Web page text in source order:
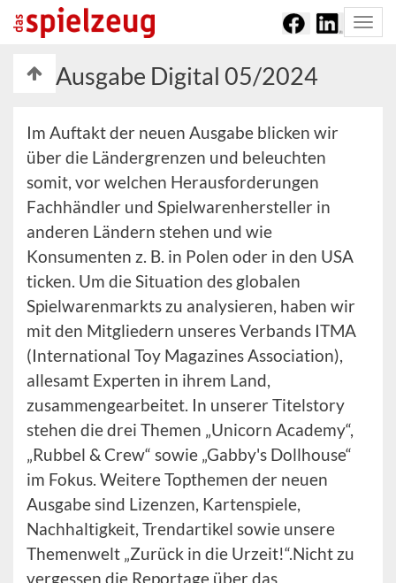
Ausgabe Digital 05/2024
Im Auftakt der neuen Ausgabe blicken wir
über die Ländergrenzen und beleuchten
somit, vor welchen Herausforderungen
Fachhändler und Spielwarenhersteller in
anderen Ländern stehen und wie
Konsumenten z. B. in Polen oder in den USA
ticken. Um die Situation des globalen
Spielwarenmarkts zu analysieren, haben wir
mit den Mitgliedern unseres Verbands ITMA
(International Toy Magazines Association),
allesamt Experten in ihrem Land,
zusammengearbeitet. In unserer Titelstory
stehen die drei Themen „Unicorn Academy“,
„Rubbel & Crew“ sowie „Gabby's Dollhouse“
im Fokus. Weitere Topthemen der neuen
Ausgabe sind Lizenzen, Kartenspiele,
Nachhaltigkeit, Trendartikel sowie unsere
Themenwelt „Zurück in die Urzeit!“.Nicht zu
vergessen die Reportage über das